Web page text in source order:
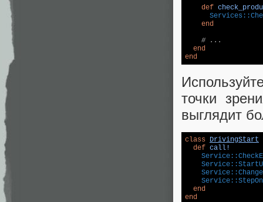
def
Services:
end
# ...
end
end
точки
выглядит
class DrivingStart
def call!
Service:
Service:
Service:
Service:
end
end